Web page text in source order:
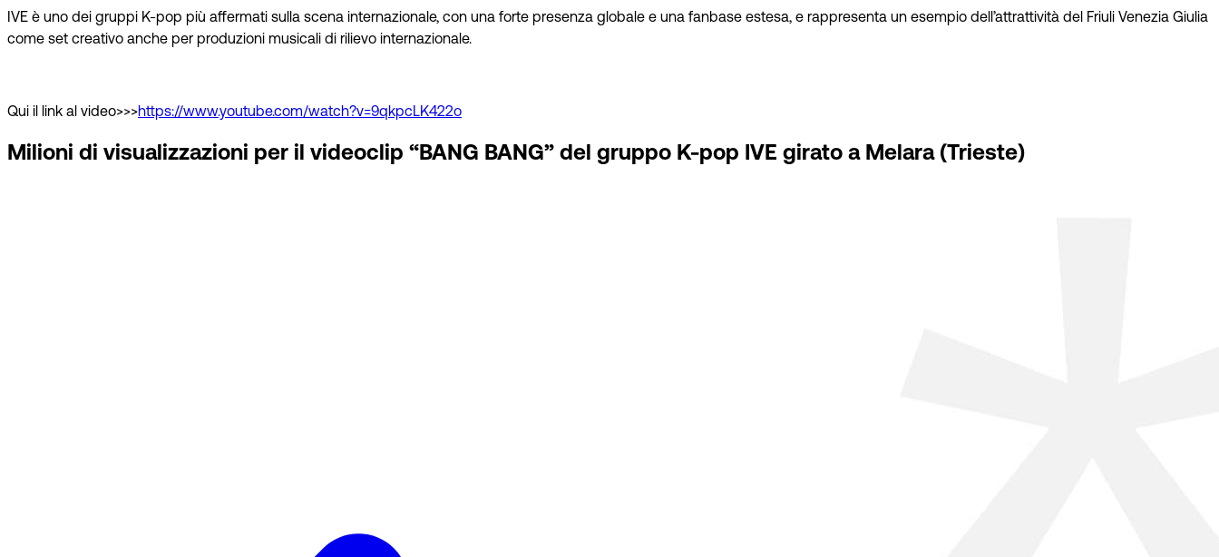
IVE è uno dei gruppi K-pop più affermati sulla scena internazionale, con una forte presenza globale e una fanbase estesa, e rappresenta un esempio dell’attrattività del Friuli Venezia Giulia
come set creativo anche per produzioni musicali di rilievo internazionale.
Qui il link al video>>>https://www.youtube.com/watch?v=9qkpcLK422o
Milioni di visualizzazioni per il videoclip “BANG BANG” del gruppo K-pop IVE girato a Melara (Trieste)